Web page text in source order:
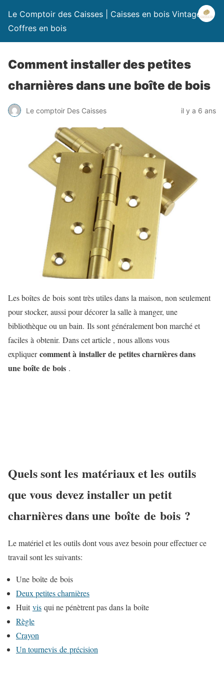
Le Comptoir des Caisses | Caisses en bois Vintage |
Coffres en bois
Comment installer des petites
charnières dans une boîte de bois
Le comptoir Des Caisses il y a 6 ans
Les boîtes de bois sont très utiles dans la maison, non seulement
pour stocker, aussi pour décorer la salle à manger, une
bibliothèque ou un bain. Ils sont généralement bon marché et
faciles à obtenir. Dans cet article , nous allons vous
expliquercomment à installer de petites charnières dans
une boîte de bois .
Quels sont les matériaux et les outils
que vous devez installer un petit
charnières dans une boîte de bois ?
Le matériel et les outils dont vous avez besoin pour effectuer ce
travail sont les suivants:
Une boîte de bois
Deux petites charnières
Huitvis qui ne pénètrent pas dans la boîte
Règle
Crayon
Un tournevis de précision